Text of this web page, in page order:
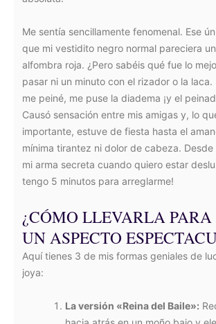
Me sentía sencillamente fenomenal. Ese
que mi vestidito negro normal pareciera
alfombra roja. ¿Pero sabéis qué fue lo
pasar ni un minuto con el rizador o la laca.
me peiné, me puse la diadema ¡y el
Causó sensación entre mis amigas y, lo
importante, estuve de fiesta hasta el
mínima tirantez ni dolor de cabeza. Desde
mi arma secreta cuando quiero estar
tengo 5 minutos para arreglarme!
¿CÓMO LLEVARLA PARA
UN ASPECTO
Aquí tienes 3 de mis formas geniales de
joya:
La versión «Reina del Baile»: